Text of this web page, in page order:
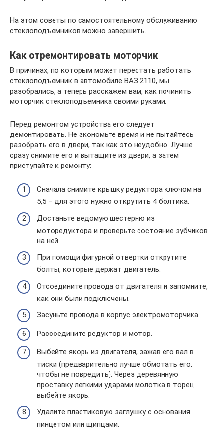
На этом советы по самостоятельному обслуживанию
стеклоподъемников можно завершить.
Как отремонтировать моторчик
В причинах, по которым может перестать работать
стеклоподъемник в автомобиле ВАЗ 2110, мы
разобрались, а теперь расскажем вам, как починить
моторчик стеклоподъемника своими руками.
Перед ремонтом устройства его следует
демонтировать. Не экономьте время и не пытайтесь
разобрать его в двери, так как это неудобно. Лучше
сразу снимите его и вытащите из двери, а затем
приступайте к ремонту:
Сначала снимите крышку редуктора ключом на
5,5 – для этого нужно открутить 4 болтика.
Достаньте ведомую шестерню из
моторедуктора и проверьте состояние зубчиков
на ней.
При помощи фигурной отвертки открутите
болты, которые держат двигатель.
Отсоедините провода от двигателя и запомните,
как они были подключены.
Засуньте провода в корпус электромоторчика.
Рассоедините редуктор и мотор.
Выбейте якорь из двигателя, зажав его вал в
тиски (предварительно лучше обмотать его,
чтобы не повредить). Через деревянную
проставку легкими ударами молотка в торец
выбейте якорь.
Удалите пластиковую заглушку с основания
пинцетом или щипцами.